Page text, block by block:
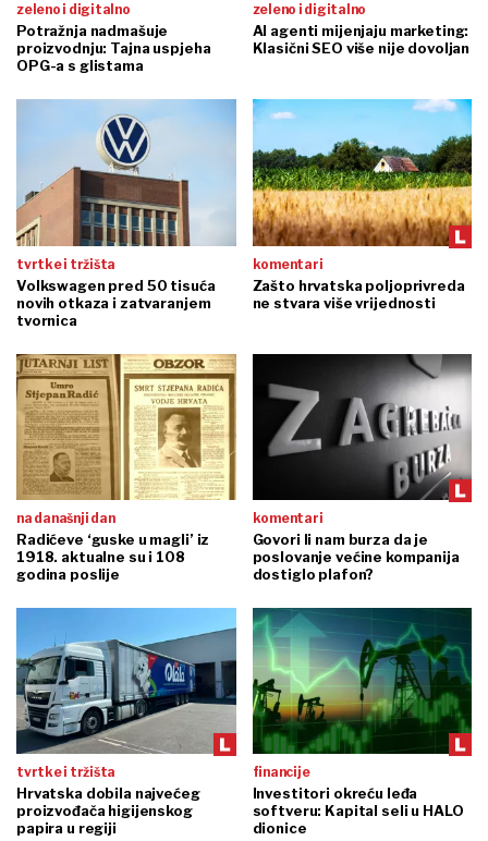
zeleno i digitalno
Potražnja nadmašuje
proizvodnju: Tajna uspjeha
OPG-a s glistama
zeleno i digitalno
AI agenti mijenjaju marketing:
Klasični SEO više nije dovoljan
tvrtke i tržišta
Volkswagen pred 50 tisuća
novih otkaza i zatvaranjem
tvornica
komentari
Zašto hrvatska poljoprivreda
ne stvara više vrijednosti
na današnji dan
Radićeve ‘guske u magli’ iz
1918. aktualne su i 108
godina poslije
komentari
Govori li nam burza da je
poslovanje većine kompanija
dostiglo plafon?
tvrtke i tržišta
Hrvatska dobila najvećeg
proizvođača higijenskog
papira u regiji
financije
Investitori okreću leđa
softveru: Kapital seli u HALO
dionice